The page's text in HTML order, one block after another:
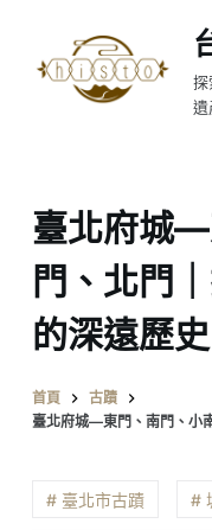
至
探
遺
臺北府城—
門、北門
的深遠歷史
首頁
古蹟
臺北府城—東門、南門、小
# 臺北市古蹟 #